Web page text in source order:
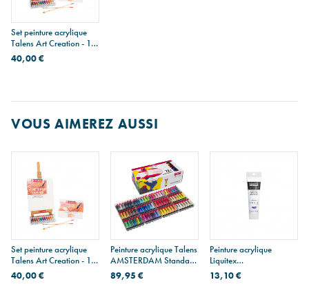
Set peinture acrylique
Talens Art Creation - 12
tubes 12 ml + accessoires
40,00 €
VOUS AIMEREZ AUSSI
Set peinture acrylique
Talens Art Creation - 12
tubes 12 ml + accessoires
40,00 €
Peinture acrylique Talens
AMSTERDAM Standard
Series
89,95 €
Peinture acrylique
Liquitex
PROFESSIONAL Heavy
Body - 59 ml
13,10 €